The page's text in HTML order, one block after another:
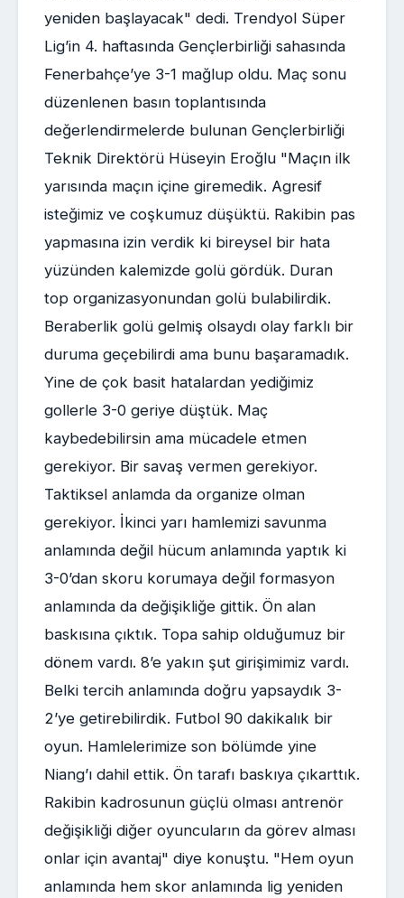
yeniden başlayacak" dedi. Trendyol Süper
Lig’in 4. haftasında Gençlerbirliği sahasında
Fenerbahçe’ye 3-1 mağlup oldu. Maç sonu
düzenlenen basın toplantısında
değerlendirmelerde bulunan Gençlerbirliği
Teknik Direktörü Hüseyin Eroğlu "Maçın ilk
yarısında maçın içine giremedik. Agresif
isteğimiz ve coşkumuz düşüktü. Rakibin pas
yapmasına izin verdik ki bireysel bir hata
yüzünden kalemizde golü gördük. Duran
top organizasyonundan golü bulabilirdik.
Beraberlik golü gelmiş olsaydı olay farklı bir
duruma geçebilirdi ama bunu başaramadık.
Yine de çok basit hatalardan yediğimiz
gollerle 3-0 geriye düştük. Maç
kaybedebilirsin ama mücadele etmen
gerekiyor. Bir savaş vermen gerekiyor.
Taktiksel anlamda da organize olman
gerekiyor. İkinci yarı hamlemizi savunma
anlamında değil hücum anlamında yaptık ki
3-0’dan skoru korumaya değil formasyon
anlamında da değişikliğe gittik. Ön alan
baskısına çıktık. Topa sahip olduğumuz bir
dönem vardı. 8’e yakın şut girişimimiz vardı.
Belki tercih anlamında doğru yapsaydık 3-
2’ye getirebilirdik. Futbol 90 dakikalık bir
oyun. Hamlelerimize son bölümde yine
Niang’ı dahil ettik. Ön tarafı baskıya çıkarttık.
Rakibin kadrosunun güçlü olması antrenör
değişikliği diğer oyuncuların da görev alması
onlar için avantaj" diye konuştu. "Hem oyun
anlamında hem skor anlamında lig yeniden